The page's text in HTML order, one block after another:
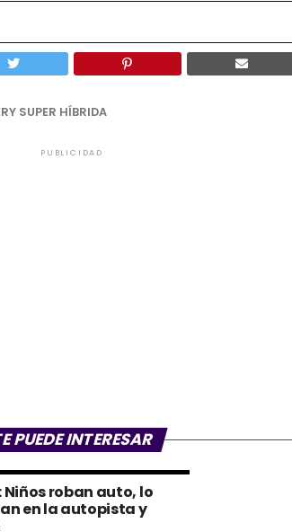
SUPER HÍBRIDA
PUBLICIDAD
PUEDE INTERESAR
Niños roban auto, lo
en la autopista y